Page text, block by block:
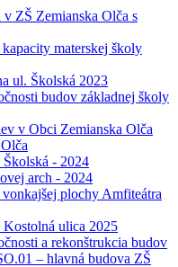
ZŠ Zemianska Olča s
materskej školy
ul. Školská 2023
budov základnej školy
v Obci Zemianska Olča
- 2024
arch - 2024
plochy Amfiteátra
ulica 2025
a rekonštrukcia budov
– hlavná budova ZŠ